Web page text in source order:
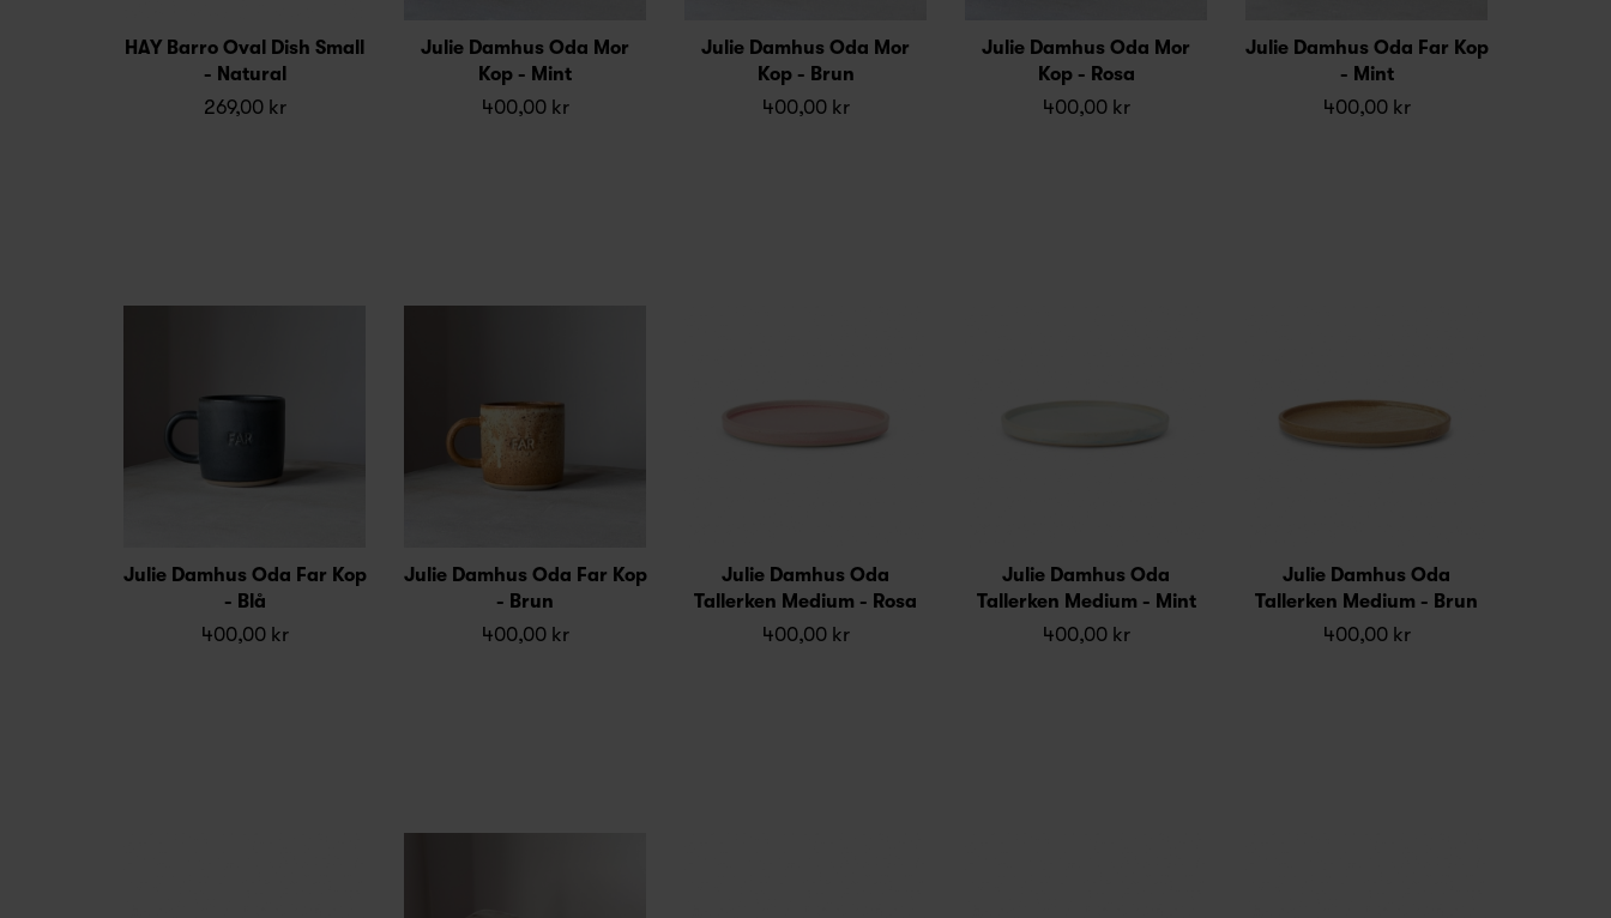
HAY Barro Oval Dish Small
- Natural
269,00 kr
Julie Damhus Oda Mor
Kop - Mint
400,00 kr
Julie Damhus Oda Mor
Kop - Brun
400,00 kr
Julie Damhus Oda Mor
Kop - Rosa
400,00 kr
Julie Damhus Oda Far Kop
- Mint
400,00 kr
Julie Damhus Oda Far Kop
- Blå
400,00 kr
Julie Damhus Oda Far Kop
- Brun
400,00 kr
Julie Damhus Oda
Tallerken Medium - Rosa
400,00 kr
Julie Damhus Oda
Tallerken Medium - Mint
400,00 kr
Julie Damhus Oda
Tallerken Medium - Brun
400,00 kr